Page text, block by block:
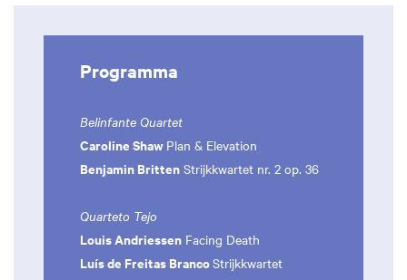
Programma
Belinfante Quartet
Caroline Shaw Plan & Elevation
Benjamin Britten Strijkkwartet nr. 2 op. 36
Quarteto Tejo
Louis Andriessen Facing Death
Luís de Freitas BrancoStrijkkwartet